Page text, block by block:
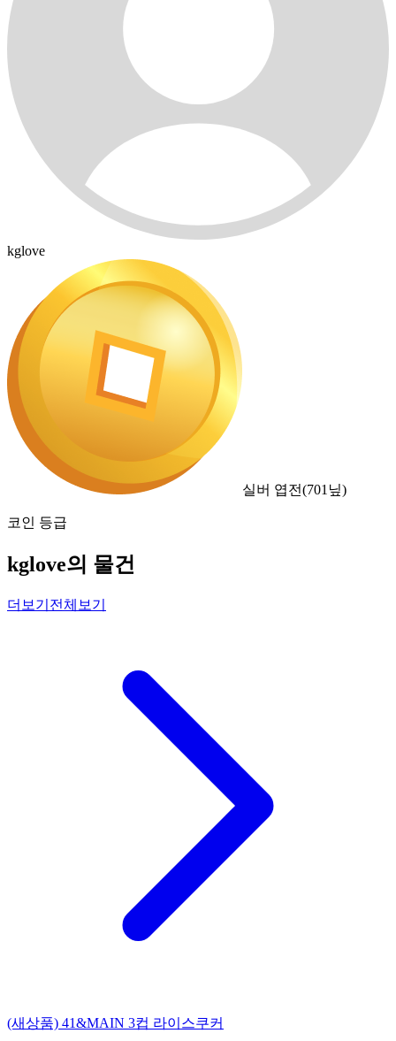
kglove
실버 엽전(701 닢)
코인 등급
kglove의 물건
더보기 전체보기
(새상품) 41&MAIN 3컵 라이스쿠커